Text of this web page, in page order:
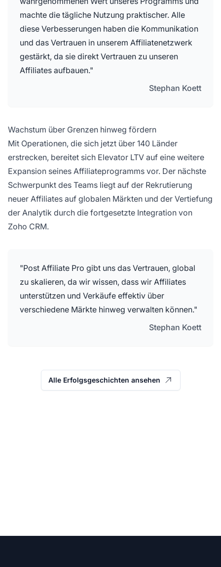
machte die tägliche Nutzung praktischer. Alle
diese Verbesserungen haben die Kommunikation
und das Vertrauen in unserem Affiliatenetzwerk
gestärkt, da sie direkt Vertrauen zu unseren
Affiliates aufbauen."
Stephan Koett
Wachstum über Grenzen hinweg fördern
Mit Operationen, die sich jetzt über 140 Länder
erstrecken, bereitet sich Elevator LTV auf eine weitere
Expansion seines Affiliateprogramms vor. Der nächste
Schwerpunkt des Teams liegt auf der Rekrutierung
neuer Affiliates auf globalen Märkten und der Vertiefung
der Analytik durch die fortgesetzte Integration von
Zoho CRM.
"Post Affiliate Pro gibt uns das Vertrauen, global
zu skalieren, da wir wissen, dass wir Affiliates
unterstützen und Verkäufe effektiv über
verschiedene Märkte hinweg verwalten können."
Stephan Koett
Alle Erfolgsgeschichten ansehen